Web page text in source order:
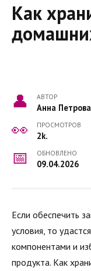
Как
АВТОР
Анна Петрова
ПРОСМОТРОВ
2k.
ОБНОВЛЕНО
09.04.2026
Если обеспечить
условия, то
компонентами и
продукта. Как